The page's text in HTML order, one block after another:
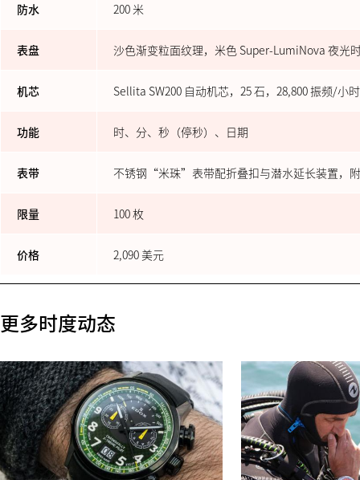
防水 200 米
表盘 沙色渐变粒面纹理，米色 Super-LumiNova 夜光
机芯 Sellita SW200 自动机芯，25 石，28,800 振频/小
功能 时、分、秒（停秒）、日期
表带 不锈钢“米珠”表带配折叠扣与潜水延长装置，
限量 100 枚
价格 2,090 美元
更多时度动态